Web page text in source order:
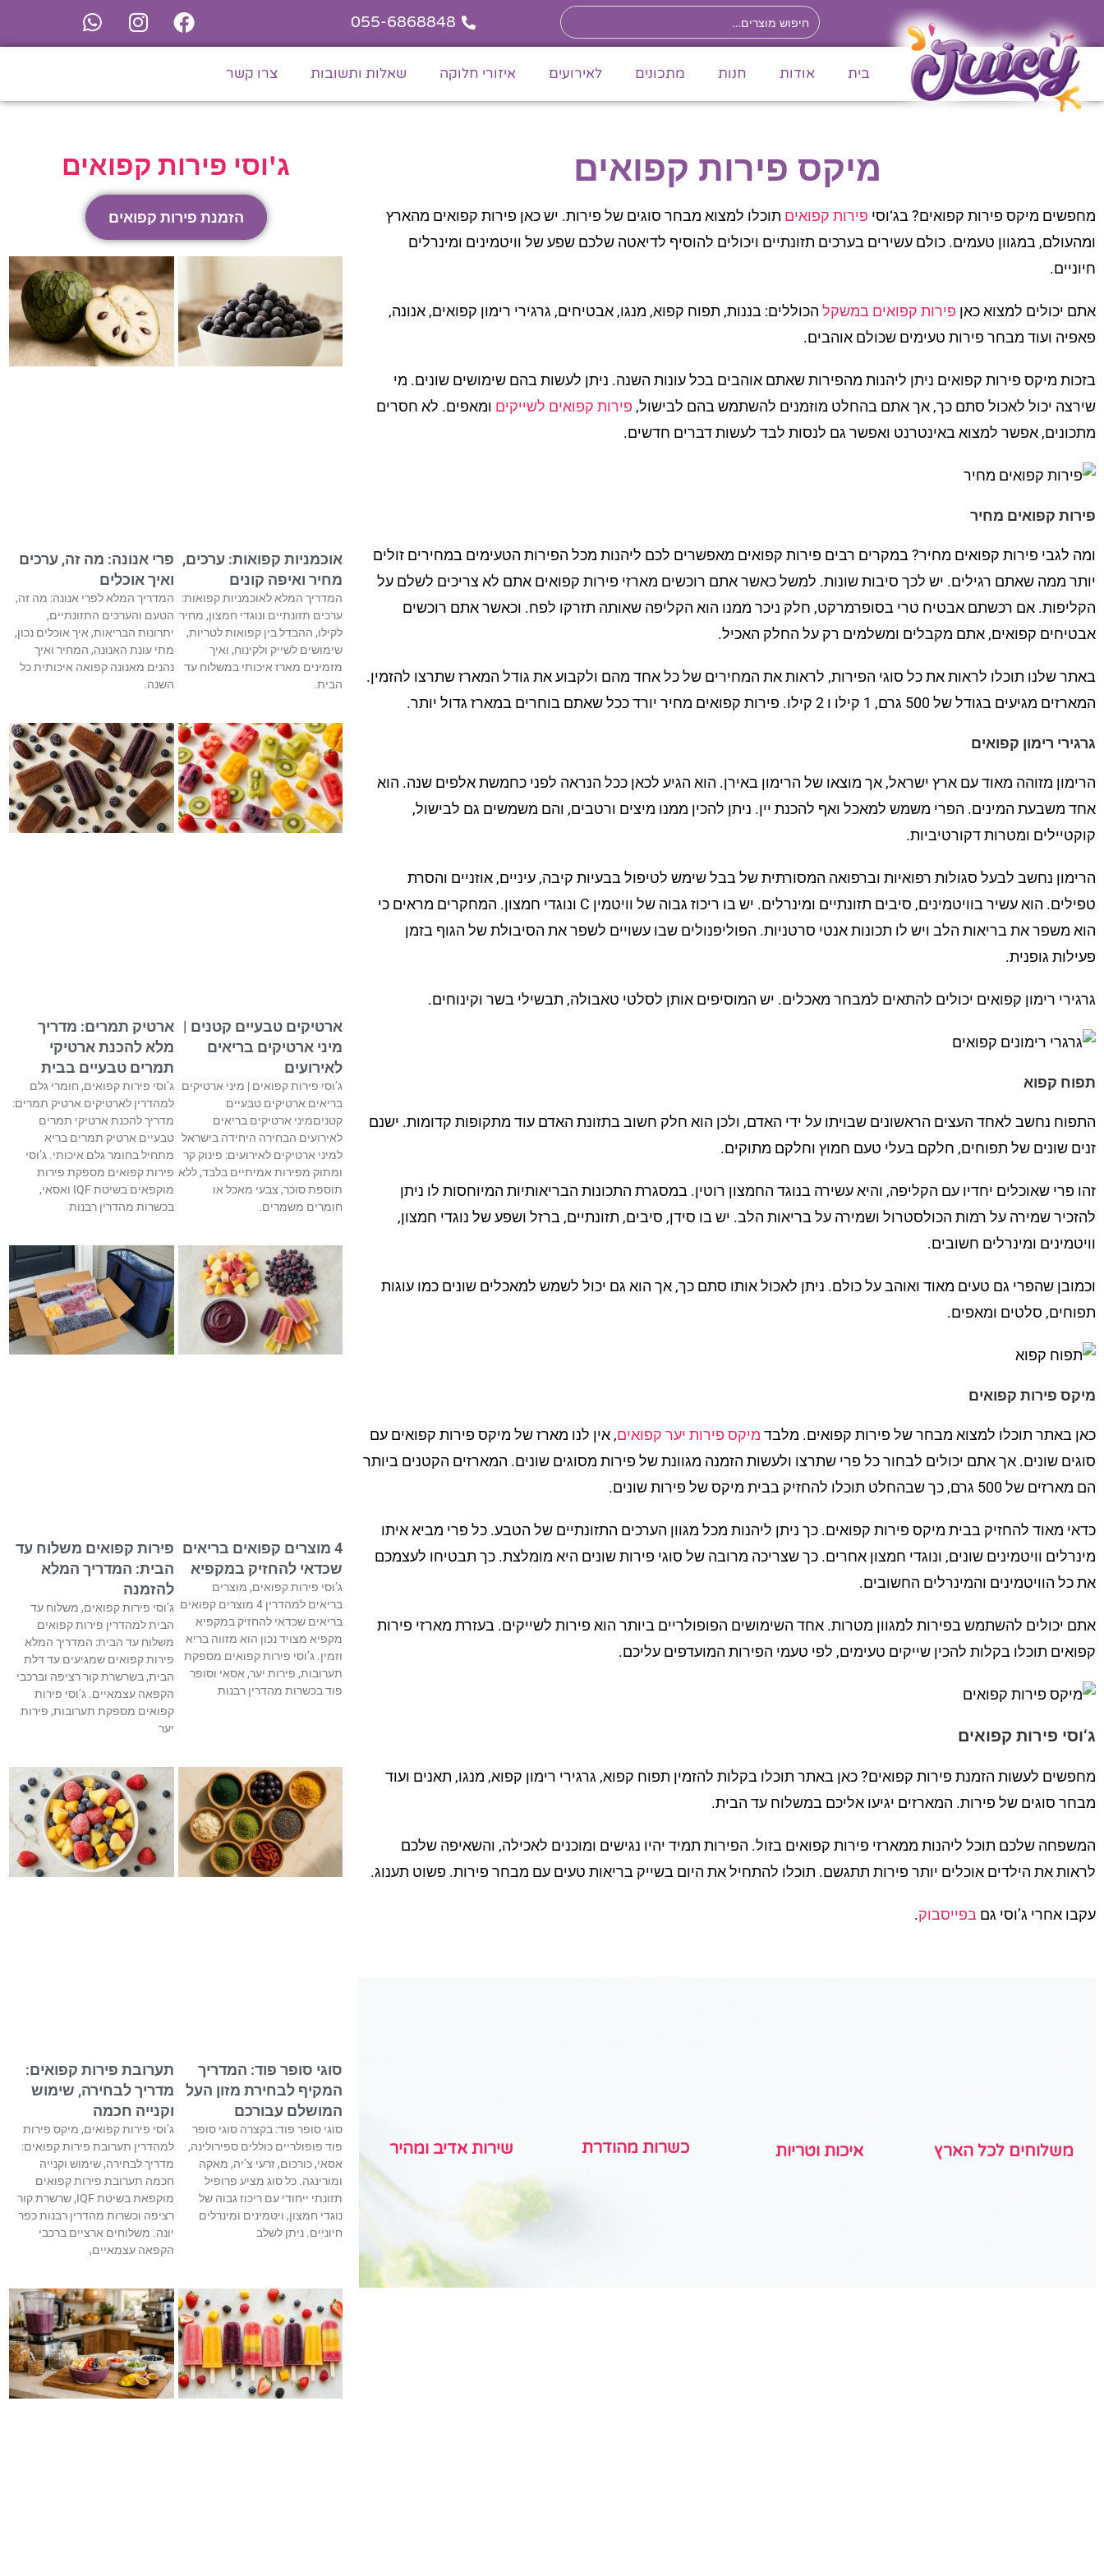
055-6868848
בית אודות חנות מתכונים לאירועים איזורי חלוקה שאלות ותשובות צרו קשר
מיקס פירות קפואים
מחפשים מיקס פירות קפואים? בג‘וסי פירות קפואים תוכלו למצוא מבחר סוגים של פירות. יש כאן פירות קפואים מהארץ
ומהעולם, במגוון טעמים. כולם עשירים בערכים תזונתיים ויכולים להוסיף לדיאטה שלכם שפע של וויטמינים ומינרלים
חיוניים.
אתם יכולים למצוא כאן פירות קפואים במשקל הכוללים: בננות, תפוח קפוא, מנגו, אבטיחים, גרגירי רימון קפואים, אנונה,
פאפיה ועוד מבחר פירות טעימים שכולם אוהבים.
בזכות מיקס פירות קפואים ניתן ליהנות מהפירות שאתם אוהבים בכל עונות השנה. ניתן לעשות בהם שימושים שונים. מי
שירצה יכול לאכול סתם כך, אך אתם בהחלט מוזמנים להשתמש בהם לבישול, פירות קפואים לשייקים ומאפים. לא חסרים
מתכונים, אפשר למצוא באינטרנט ואפשר גם לנסות לבד לעשות דברים חדשים.
פירות קפואים מחיר
ומה לגבי פירות קפואים מחיר? במקרים רבים פירות קפואים מאפשרים לכם ליהנות מכל הפירות הטעימים במחירים זולים
יותר ממה שאתם רגילים. יש לכך סיבות שונות. למשל כאשר אתם רוכשים מארזי פירות קפואים אתם לא צריכים לשלם על
הקליפות. אם רכשתם אבטיח טרי בסופרמרקט, חלק ניכר ממנו הוא הקליפה שאותה תזרקו לפח. וכאשר אתם רוכשים
אבטיחים קפואים, אתם מקבלים ומשלמים רק על החלק האכיל.
באתר שלנו תוכלו לראות את כל סוגי הפירות, לראות את המחירים של כל אחד מהם ולקבוע את גודל המארז שתרצו להזמין.
המארזים מגיעים בגודל של 500 גרם, 1 קילו ו 2 קילו. פירות קפואים מחיר יורד ככל שאתם בוחרים במארז גדול יותר.
גרגירי רימון קפואים
הרימון מזוהה מאוד עם ארץ ישראל, אך מוצאו של הרימון באירן. הוא הגיע לכאן ככל הנראה לפני כחמשת אלפים שנה. הוא
אחד משבעת המינים. הפרי משמש למאכל ואף להכנת יין. ניתן להכין ממנו מיצים ורטבים, והם משמשים גם לבישול,
קוקטיילים ומטרות דקורטיביות.
הרימון נחשב לבעל סגולות רפואיות וברפואה המסורתית של בבל שימש לטיפול בבעיות קיבה, עיניים, אוזניים והסרת
טפילים. הוא עשיר בוויטמינים, סיבים תזונתיים ומינרלים. יש בו ריכוז גבוה של וויטמין C ונוגדי חמצון. המחקרים מראים כי
הוא משפר את בריאות הלב ויש לו תכונות אנטי סרטניות. הפוליפנולים שבו עשויים לשפר את הסיבולת של הגוף בזמן
פעילות גופנית.
גרגירי רימון קפואים יכולים להתאים למבחר מאכלים. יש המוסיפים אותן לסלטי טאבולה, תבשילי בשר וקינוחים.
תפוח קפוא
התפוח נחשב לאחד העצים הראשונים שבויתו על ידי האדם, ולכן הוא חלק חשוב בתזונת האדם עוד מתקופות קדומות. ישנם
זנים שונים של תפוחים, חלקם בעלי טעם חמוץ וחלקם מתוקים.
זהו פרי שאוכלים יחדיו עם הקליפה, והיא עשירה בנוגד החמצון רוטין. במסגרת התכונות הבריאותיות המיוחסות לו ניתן
להזכיר שמירה על רמות הכולסטרול ושמירה על בריאות הלב. יש בו סידן, סיבים, תזונתיים, ברזל ושפע של נוגדי חמצון,
וויטמינים ומינרלים חשובים.
וכמובן שהפרי גם טעים מאוד ואוהב על כולם. ניתן לאכול אותו סתם כך, אך הוא גם יכול לשמש למאכלים שונים כמו עוגות
תפוחים, סלטים ומאפים.
מיקס פירות קפואים
כאן באתר תוכלו למצוא מבחר של פירות קפואים. מלבד מיקס פירות יער קפואים, אין לנו מארז של מיקס פירות קפואים עם
סוגים שונים. אך אתם יכולים לבחור כל פרי שתרצו ולעשות הזמנה מגוונת של פירות מסוגים שונים. המארזים הקטנים ביותר
הם מארזים של 500 גרם, כך שבהחלט תוכלו להחזיק בבית מיקס של פירות שונים.
כדאי מאוד להחזיק בבית מיקס פירות קפואים. כך ניתן ליהנות מכל מגוון הערכים התזונתיים של הטבע. כל פרי מביא איתו
מינרלים וויטמינים שונים, ונוגדי חמצון אחרים. כך שצריכה מרובה של סוגי פירות שונים היא מומלצת. כך תבטיחו לעצמכם
את כל הוויטמינים והמינרלים החשובים.
אתם יכולים להשתמש בפירות למגוון מטרות. אחד השימושים הפופולריים ביותר הוא פירות לשייקים. בעזרת מארזי פירות
קפואים תוכלו בקלות להכין שייקים טעימים, לפי טעמי הפירות המועדפים עליכם.
ג‘וסי פירות קפואים
מחפשים לעשות הזמנת פירות קפואים? כאן באתר תוכלו בקלות להזמין תפוח קפוא, גרגירי רימון קפוא, מנגו, תאנים ועוד
מבחר סוגים של פירות. המארזים יגיעו אליכם במשלוח עד הבית.
המשפחה שלכם תוכל ליהנות ממארזי פירות קפואים בזול. הפירות תמיד יהיו נגישים ומוכנים לאכילה, והשאיפה שלכם
לראות את הילדים אוכלים יותר פירות תתגשם. תוכלו להתחיל את היום בשייק בריאות טעים עם מבחר פירות. פשוט תענוג.
עקבו אחרי ג’וסי גם בפייסבוק.
משלוחים לכל הארץ איכות וטריות כשרות מהודרת שירות אדיב ומהיר
ג'וסי פירות קפואים
הזמנת פירות קפואים
אוכמניות קפואות: ערכים,
מחיר ואיפה קונים
המדריך המלא לאוכמניות קפואות:
ערכים תזונתיים ונוגדי חמצון, מחיר
לקילו, ההבדל בין קפואות לטריות,
שימושים לשייק ולקינוח, ואיך
מזמינים מארז איכותי במשלוח עד
הבית.
פרי אנונה: מה זה, ערכים
ואיך אוכלים
המדריך המלא לפרי אנונה: מה זה,
הטעם והערכים התזונתיים,
יתרונות הבריאות, איך אוכלים נכון,
מתי עונת האנונה, המחיר ואיך
נהנים מאנונה קפואה איכותית כל
השנה.
ארטיקים טבעיים קטנים |
מיני ארטיקים בריאים
לאירועים
ג’וסי פירות קפואים | מיני ארטיקים
בריאים ארטיקים טבעיים
קטניםמיני ארטיקים בריאים
לאירועים הבחירה היחידה בישראל
למיני ארטיקים לאירועים: פינוק קר
ומתוק מפירות אמיתיים בלבד, ללא
תוספת סוכר, צבעי מאכל או
חומרים משמרים.
ארטיק תמרים: מדריך
מלא להכנת ארטיקי
תמרים טבעיים בבית
ג’וסי פירות קפואים, חומרי גלם
למהדרין לארטיקים ארטיק תמרים:
מדריך להכנת ארטיקי תמרים
טבעיים ארטיק תמרים בריא
מתחיל בחומר גלם איכותי. ג’וסי
פירות קפואים מספקת פירות
מוקפאים בשיטת IQF ואסאי,
בכשרות מהדרין רבנות
4 מוצרים קפואים בריאים
שכדאי להחזיק במקפיא
ג’וסי פירות קפואים, מוצרים
בריאים למהדרין 4 מוצרים קפואים
בריאים שכדאי להחזיק במקפיא
מקפיא מצויד נכון הוא מזווה בריא
וזמין. ג’וסי פירות קפואים מספקת
תערובות, פירות יער, אסאי וסופר
פוד בכשרות מהדרין רבנות
פירות קפואים משלוח עד
הבית: המדריך המלא
להזמנה
ג’וסי פירות קפואים, משלוח עד
הבית למהדרין פירות קפואים
משלוח עד הבית: המדריך המלא
פירות קפואים שמגיעים עד דלת
הבית, בשרשרת קור רציפה וברכבי
הקפאה עצמאיים. ג’וסי פירות
קפואים מספקת תערובות, פירות
יער
סוגי סופר פוד: המדריך
המקיף לבחירת מזון העל
המושלם עבורכם
סוגי סופר פוד: בקצרה סוגי סופר
פוד פופולריים כוללים ספירולינה,
אסאי, כורכום, זרעי צ’יה, מאקה
ומורינגה. כל סוג מציע פרופיל
תזונתי ייחודי עם ריכוז גבוה של
נוגדי חמצון, ויטמינים ומינרלים
חיוניים. ניתן לשלב
תערובת פירות קפואים:
מדריך לבחירה, שימוש
וקנייה חכמה
ג’וסי פירות קפואים, מיקס פירות
למהדרין תערובת פירות קפואים:
מדריך לבחירה, שימוש וקנייה
חכמה תערובת פירות קפואים
מוקפאת בשיטת IQF, שרשרת קור
רציפה וכשרות מהדרין רבנות כפר
יונה. משלוחים ארציים ברכבי
הקפאה עצמאיים,